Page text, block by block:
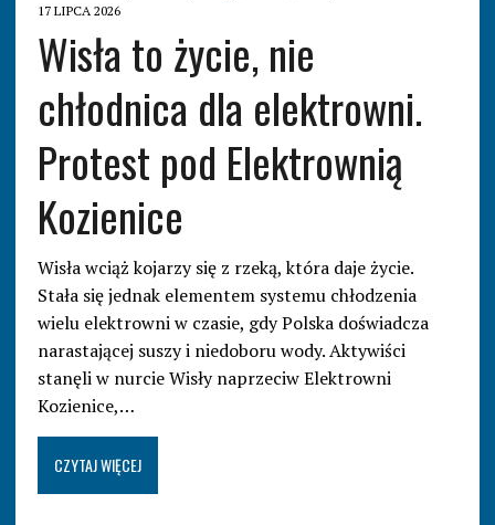
17 LIPCA 2026
Wisła to życie, nie
chłodnica dla elektrowni.
Protest pod Elektrownią
Kozienice
Wisła wciąż kojarzy się z rzeką, która daje życie.
Stała się jednak elementem systemu chłodzenia
wielu elektrowni w czasie, gdy Polska doświadcza
narastającej suszy i niedoboru wody. Aktywiści
stanęli w nurcie Wisły naprzeciw Elektrowni
Kozienice,…
CZYTAJ WIĘCEJ